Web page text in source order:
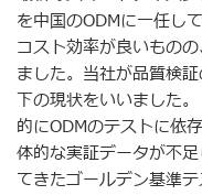
を中国のODMに一任し
コスト効率が良いもの
ました。当社が品質検
下の現状をいいました
的にODMのテストに依
体的な実証データが不
てきたゴールデン基準